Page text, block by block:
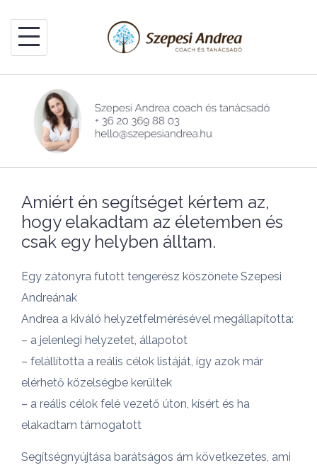
content
Amiért én segítséget kértem az,
hogy elakadtam az életemben és
csak egy helyben álltam.
Egy zátonyra futott tengerész köszönete Szepesi
Andreának
Andrea a kiváló helyzetfelmérésével megállapította:
– a jelenlegi helyzetet, állapotot
– felállította a reális célok listáját, így azok már
elérhető közelségbe kerültek
– a reális célok felé vezető úton, kísért és ha
elakadtam támogatott
Segítségnyújtása barátságos ám következetes, ami